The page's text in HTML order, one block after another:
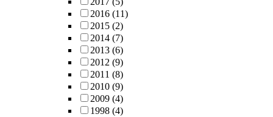
2016 (11)
2015 (2)
2014 (7)
2013 (6)
2012 (9)
2011 (8)
2010 (9)
2009 (4)
1998 (4)